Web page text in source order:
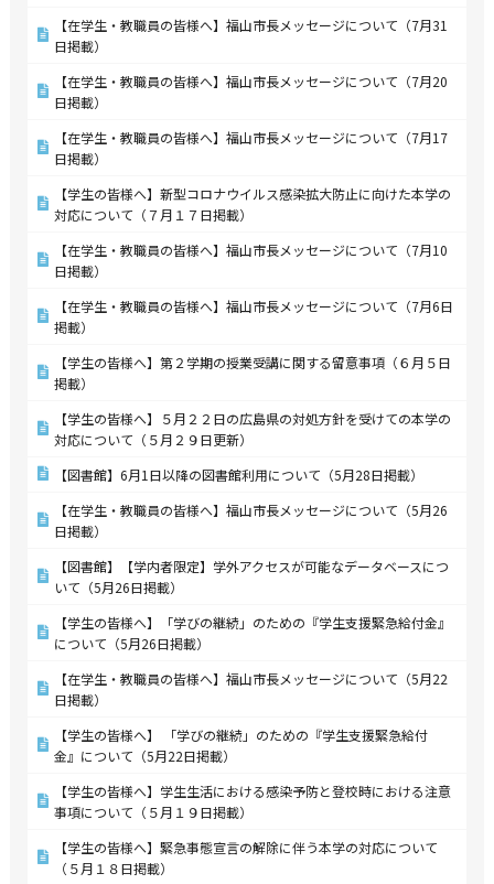
【在学生・教職員の皆様へ】福山市長メッセージについて（7月31
日掲載）
【在学生・教職員の皆様へ】福山市長メッセージについて（7月20
日掲載）
【在学生・教職員の皆様へ】福山市長メッセージについて（7月17
日掲載）
【学生の皆様へ】新型コロナウイルス感染拡大防止に向けた本学の
対応について（７月１７日掲載）
【在学生・教職員の皆様へ】福山市長メッセージについて（7月10
日掲載）
【在学生・教職員の皆様へ】福山市長メッセージについて（7月6日
掲載）
【学生の皆様へ】第２学期の授業受講に関する留意事項（６月５日
掲載）
【学生の皆様へ】５月２２日の広島県の対処方針を受けての本学の
対応について（５月２９日更新）
【図書館】6月1日以降の図書館利用について（5月28日掲載）
【在学生・教職員の皆様へ】福山市長メッセージについて（5月26
日掲載）
【図書館】【学内者限定】学外アクセスが可能なデータベースにつ
いて（5月26日掲載）
【学生の皆様へ】「学びの継続」のための『学生支援緊急給付金』
について（5月26日掲載）
【在学生・教職員の皆様へ】福山市長メッセージについて（5月22
日掲載）
【学生の皆様へ】 「学びの継続」のための『学生支援緊急給付
金』について（5月22日掲載）
【学生の皆様へ】学生生活における感染予防と登校時における注意
事項について（５月１９日掲載）
【学生の皆様へ】緊急事態宣言の解除に伴う本学の対応について
（５月１８日掲載）